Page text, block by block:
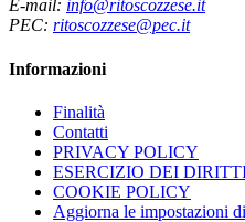
E-mail: info@ritoscozzese.it
PEC: ritoscozzese@pec.it
Informazioni
Finalità
Contatti
PRIVACY POLICY
ESERCIZIO DEI
COOKIE POLICY
Aggiorna le impostazioni